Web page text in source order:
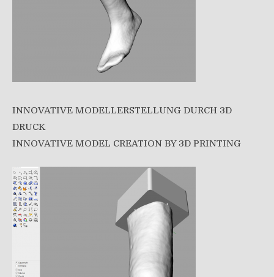
INNOVATIVE MODELLERSTELLUNG DURCH 3D
DRUCK
INNOVATIVE MODEL CREATION BY 3D PRINTING